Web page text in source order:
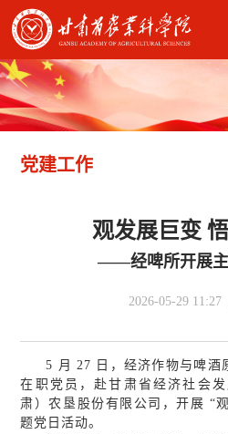
党建工作
观发展巨变
——经啤所开展主
2026-05-29 11:27
5 月 27 日，经济作物与啤酒
在职党员，赴甘肃省经济社会
肃）农垦股份有限公司，开展 “
题党日活动。